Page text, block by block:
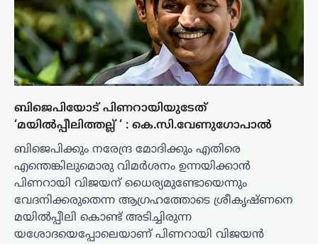
ബിജെപിയോട് പിണറായിയുടേത്
‘മയില്‍പ്പീലിത്തല്ല് ‘ : കെ.സി.വേണുഗോപാല്‍
ബിജെപിക്കും നരേന്ദ്ര മോദിക്കും എതിരെ
എന്തെങ്കിലുമൊരു വിമര്‍ശനം ഉന്നയിക്കാന്‍
പിണറായി വിജയന് ധൈര്യമുണ്ടോയെന്നും
വേദനിക്കരുതെന്ന ആഗ്രഹത്തോടെ ശ്രീകൃഷ്ണനെ
മയില്‍പ്പീലി കൊണ്ട് അടിച്ചിരുന്ന
യശോദയെപ്പോലെയാണ് പിണറായി വിജയന്‍